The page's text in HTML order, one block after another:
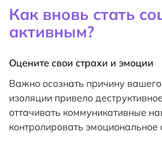
Как вновь стать
активным?
Оцените свои страхи и эмоции
Важно осознать причину
изоляции привело
оттачивать коммуникативные
контролировать эмоциональное